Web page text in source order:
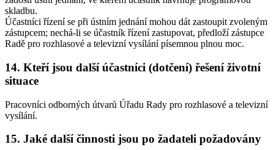
skladbu.
Účastníci řízení se při ústním jednání mohou dát zastoupit zvoleným
zástupcem; nechá-li se účastník řízení zastupovat, předloží zástupce
Radě pro rozhlasové a televizní vysílání písemnou plnou moc.
14. Kteří jsou další účastníci (dotčení) řešení životní
situace
Pracovníci odborných útvarů Úřadu Rady pro rozhlasové a televizní
vysílání.
15. Jaké další činnosti jsou po žadateli požadovány